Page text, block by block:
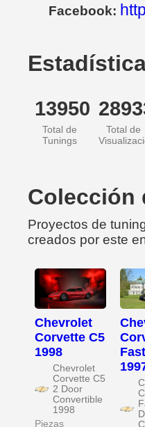
Facebook:
13950
Total de
Tunings
Total de
Colección
Proyectos de
creados por este
Chevrolet
Corvette C5
1998
Chevrolet
Corvette C5
2 Door
Convertible
1998
Piezas